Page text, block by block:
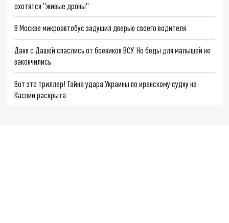
охотятся "живые дроны"
В Москве микроавтобус задушил дверью своего водителя
Даня с Дашей спаслись от боевиков ВСУ. Но беды для малышей не
закончились
Вот это триллер! Тайна удара Украины по иранскому судну на
Каспии раскрыта